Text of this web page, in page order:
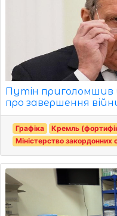
Путін приголомшив
про завершення
Графіка
Кремль
Міністерство закордонних